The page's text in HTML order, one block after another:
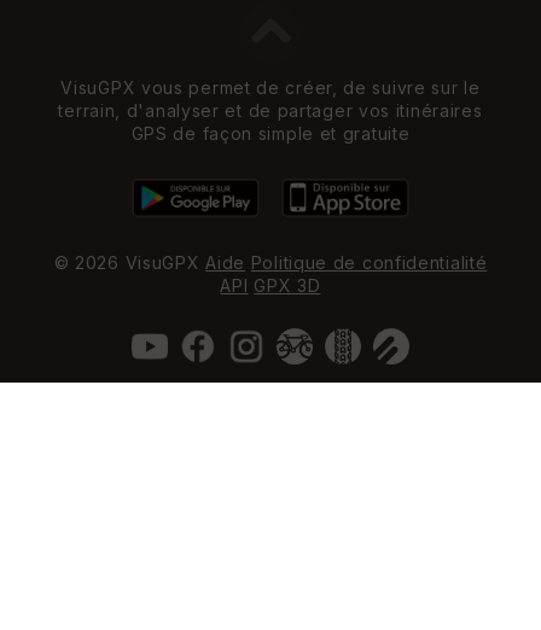
VisuGPX vous permet de créer, de suivre sur le
terrain, d'analyser et de partager vos itinéraires
GPS de façon simple et gratuite
© 2026 VisuGPX Aide Politique de confidentialité
API GPX 3D